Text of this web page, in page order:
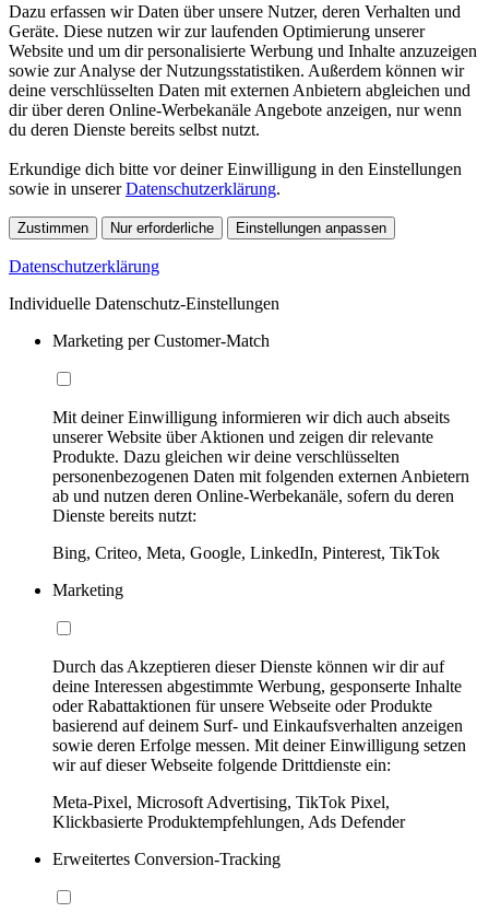
Dazu erfassen wir Daten über unsere Nutzer, deren Verhalten und
Geräte. Diese nutzen wir zur laufenden Optimierung unserer
Website und um dir personalisierte Werbung und Inhalte anzuzeigen
sowie zur Analyse der Nutzungsstatistiken. Außerdem können wir
deine verschlüsselten Daten mit externen Anbietern abgleichen und
dir über deren Online-Werbekanäle Angebote anzeigen, nur wenn
du deren Dienste bereits selbst nutzt.
Erkundige dich bitte vor deiner Einwilligung in den Einstellungen
sowie in unsererDatenschutzerklärung.
Zustimmen Nur erforderliche Einstellungen anpassen
Datenschutzerklärung
Individuelle Datenschutz-Einstellungen
Marketing per Customer-Match
Mit deiner Einwilligung informieren wir dich auch abseits
unserer Website über Aktionen und zeigen dir relevante
Produkte. Dazu gleichen wir deine verschlüsselten
personenbezogenen Daten mit folgenden externen Anbietern
ab und nutzen deren Online-Werbekanäle, sofern du deren
Dienste bereits nutzt:
Bing, Criteo, Meta, Google, LinkedIn, Pinterest, TikTok
Marketing
Durch das Akzeptieren dieser Dienste können wir dir auf
deine Interessen abgestimmte Werbung, gesponserte Inhalte
oder Rabattaktionen für unsere Webseite oder Produkte
basierend auf deinem Surf- und Einkaufsverhalten anzeigen
sowie deren Erfolge messen. Mit deiner Einwilligung setzen
wir auf dieser Webseite folgende Drittdienste ein:
Meta-Pixel, Microsoft Advertising, TikTok Pixel,
Klickbasierte Produktempfehlungen, Ads Defender
Erweitertes Conversion-Tracking